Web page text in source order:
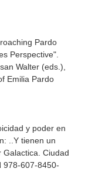
Pardo
Perspective".
Walter (eds.),
Emilia Pardo
y poder en
..Y tienen un
Galactica . Ciudad
978-607-8450-